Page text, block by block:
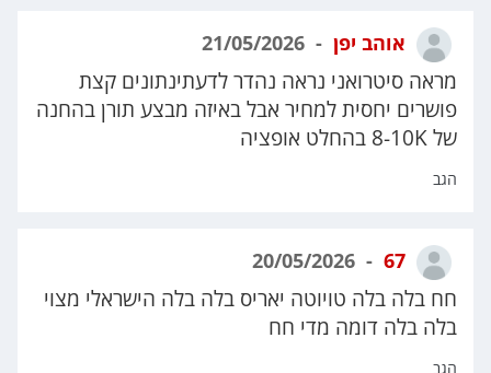
אוהב יפן
מראה סיטרואני נראה נהדר לדעתינתונים קצת
פושרים יחסית למחיר אבל באיזה מבצע תורן בהחנה
של 8-10K בהחלט אופציה
הגב
67
חח בלה בלה טויוטה יאריס בלה בלה הישראלי מצוי
בלה בלה דומה מדי חח
הגב